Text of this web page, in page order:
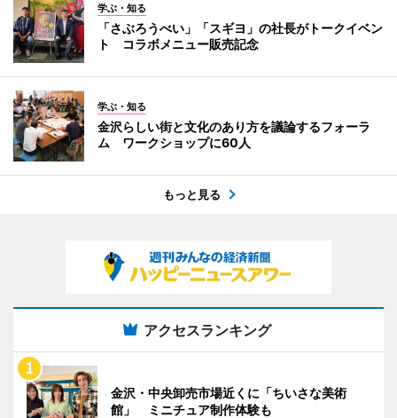
学ぶ・知る
「さぶろうべい」「スギヨ」の社長がトークイベン
ト コラボメニュー販売記念
学ぶ・知る
金沢らしい街と文化のあり方を議論するフォーラ
ム ワークショップに60人
もっと見る
アクセスランキング
金沢・中央卸売市場近くに「ちいさな美術
館」 ミニチュア制作体験も